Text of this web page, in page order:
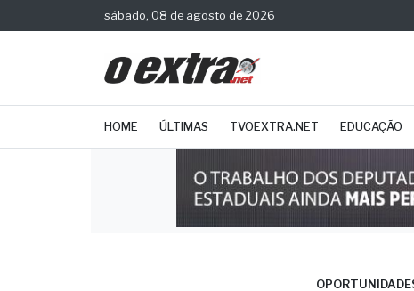
sábado, 08 de agosto de 2026
HOME ÚLTIMAS TVOEXTRA.NET EDUCAÇÃO